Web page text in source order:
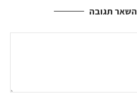
השאר תגובה